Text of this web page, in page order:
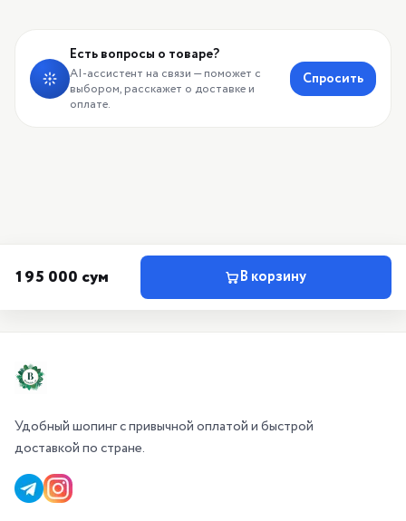
Есть вопросы о товаре?
AI-ассистент на связи — поможет с
выбором, расскажет о доставке и
оплате.
Спросить
195 000 сум В корзину
Удобный шопинг с привычной оплатой и быстрой
доставкой по стране.